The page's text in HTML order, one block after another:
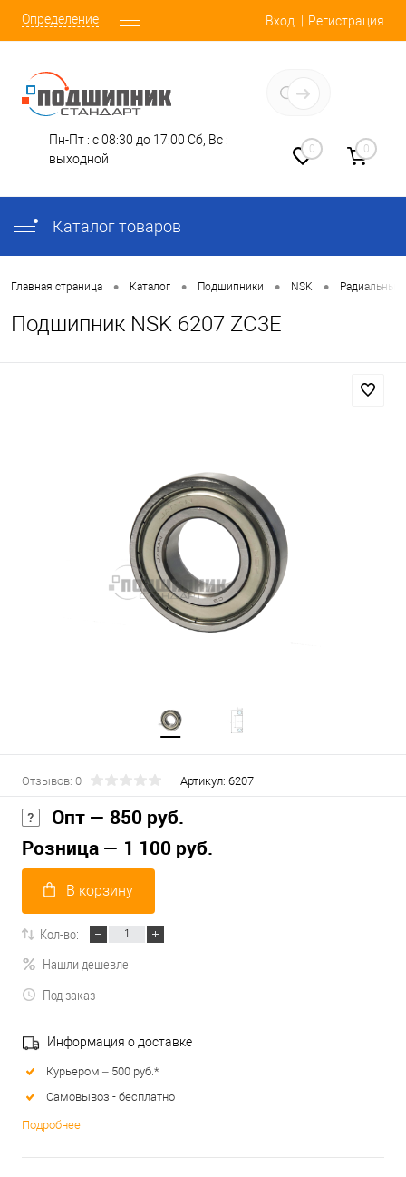
Определение Вход Регистрация
Пн-Пт : с 08:30 до 17:00 Сб, Вс :
выходной
0 0
Каталог товаров
Главная страница • Каталог • Подшипники • NSK •
Подшипник NSK 6207 ZC3E
Отзывов: 0 Артикул: 6207
Опт — 850 руб.
Розница — 1 100 руб.
В корзину
Кол-во:
Нашли дешевле
Под заказ
Информация о доставке
Курьером – 500 руб.*
Самовывоз - бесплатно
Подробнее